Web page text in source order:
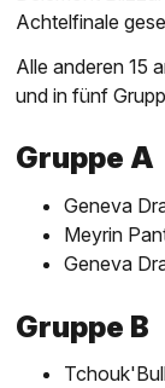
Achtelfinale
Alle anderen 15
und in fünf
Gruppe A
Geneva
Meyrin
Geneva
Gruppe B